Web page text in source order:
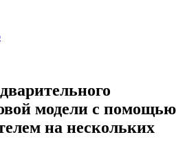
модели с помощью
на нескольких